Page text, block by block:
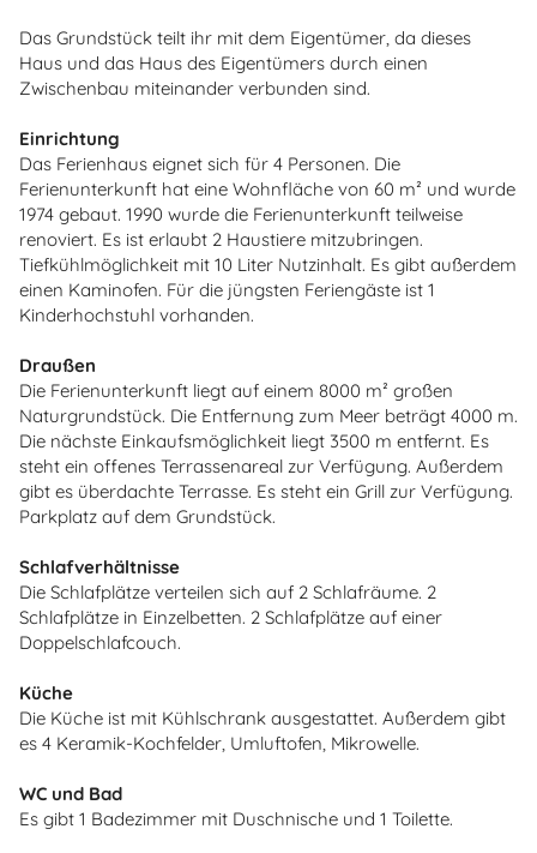
Das Grundstück teilt ihr mit dem Eigentümer, da dieses
Haus und das Haus des Eigentümers durch einen
Zwischenbau miteinander verbunden sind.
Einrichtung
Das Ferienhaus eignet sich für 4 Personen. Die
Ferienunterkunft hat eine Wohnfläche von 60 m² und wurde
1974 gebaut. 1990 wurde die Ferienunterkunft teilweise
renoviert. Es ist erlaubt 2 Haustiere mitzubringen.
Tiefkühlmöglichkeit mit 10 Liter Nutzinhalt. Es gibt außerdem
einen Kaminofen. Für die jüngsten Feriengäste ist 1
Kinderhochstuhl vorhanden.
Draußen
Die Ferienunterkunft liegt auf einem 8000 m² großen
Naturgrundstück. Die Entfernung zum Meer beträgt 4000 m.
Die nächste Einkaufsmöglichkeit liegt 3500 m entfernt. Es
steht ein offenes Terrassenareal zur Verfügung. Außerdem
gibt es überdachte Terrasse. Es steht ein Grill zur Verfügung.
Parkplatz auf dem Grundstück.
Schlafverhältnisse
Die Schlafplätze verteilen sich auf 2 Schlafräume. 2
Schlafplätze in Einzelbetten. 2 Schlafplätze auf einer
Doppelschlafcouch.
Küche
Die Küche ist mit Kühlschrank ausgestattet. Außerdem gibt
es 4 Keramik-Kochfelder, Umluftofen, Mikrowelle.
WC und Bad
Es gibt 1 Badezimmer mit Duschnische und 1 Toilette.